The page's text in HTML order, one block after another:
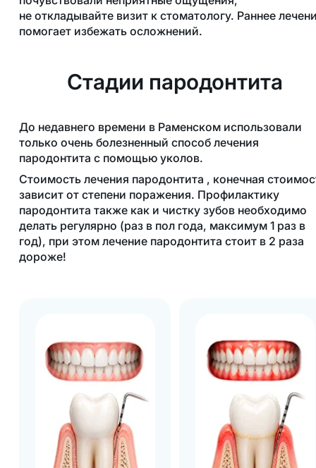
не откладывайте визит к стоматологу. Раннее
помогает избежать осложнений.
Стадии пародонтита
До недавнего времени в Раменском использовали
только очень болезненный способ лечения
пародонтита с помощью уколов.
Стоимость лечения пародонтита , конечная
зависит от степени поражения. Профилактику
пародонтита также как и чистку зубов необходимо
делать регулярно (раз в пол года, максимум 1 раз в
год), при этом лечение пародонтита стоит в 2 раза
дороже!